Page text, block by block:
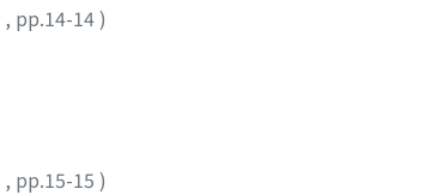
, pp.14-14)
, pp.15-15 )